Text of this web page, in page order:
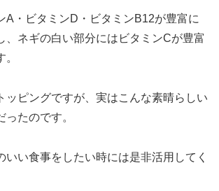
A・ビタミンD・ビタミンB12が豊富に
、ネギの白い部分にはビタミンCが豊富
ッピングですが、実はこんな素晴らしい
たのです。
いい食事をしたい時には是非活用してく